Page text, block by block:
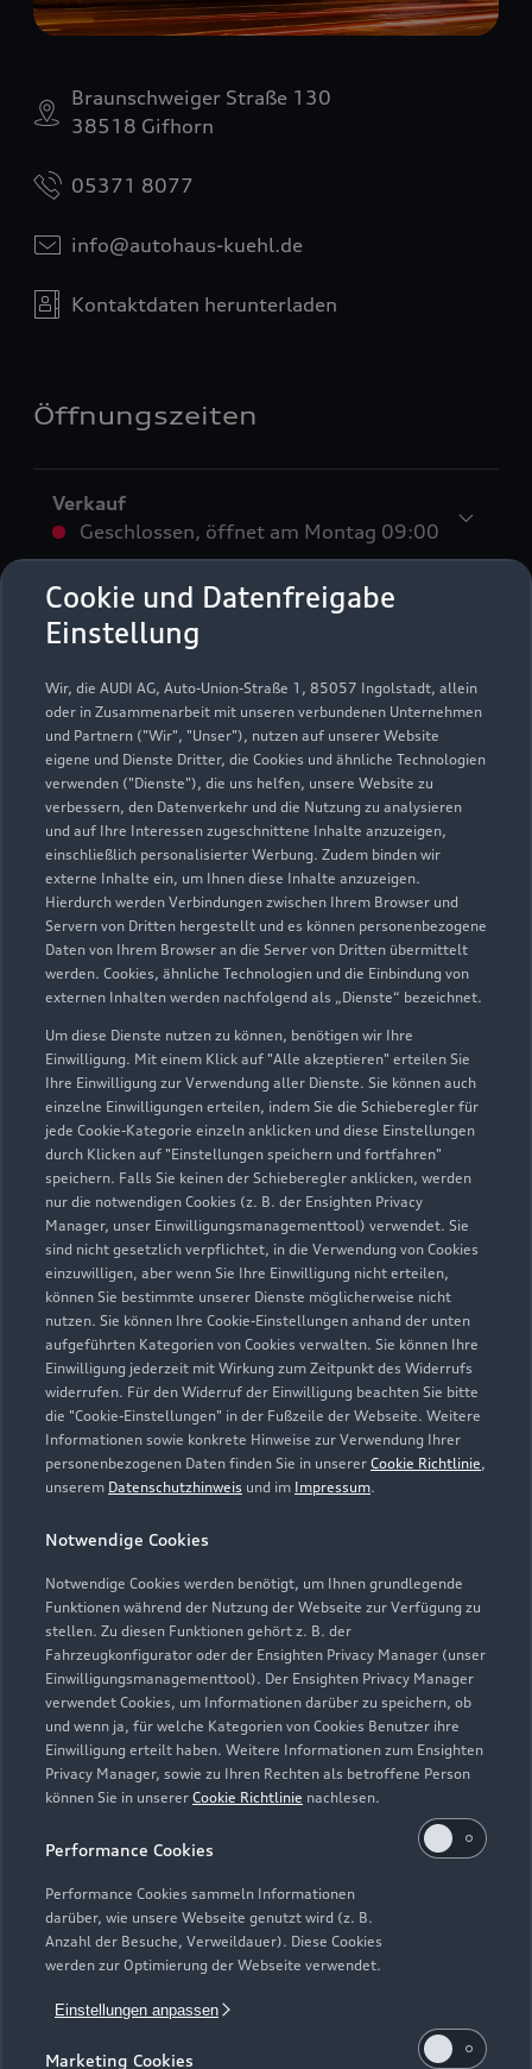
Cookie und Datenfreigabe
Einstellung
Wir, die AUDI AG, Auto-Union-Straße 1, 85057 Ingolstadt, allein
oder in Zusammenarbeit mit unseren verbundenen Unternehmen
und Partnern ("Wir", "Unser"), nutzen auf unserer Website
eigene und Dienste Dritter, die Cookies und ähnliche Technologien
verwenden ("Dienste"), die uns helfen, unsere Website zu
verbessern, den Datenverkehr und die Nutzung zu analysieren
und auf Ihre Interessen zugeschnittene Inhalte anzuzeigen,
einschließlich personalisierter Werbung. Zudem binden wir
externe Inhalte ein, um Ihnen diese Inhalte anzuzeigen.
Hierdurch werden Verbindungen zwischen Ihrem Browser und
Servern von Dritten hergestellt und es können personenbezogene
Daten von Ihrem Browser an die Server von Dritten übermittelt
werden. Cookies, ähnliche Technologien und die Einbindung von
externen Inhalten werden nachfolgend als „Dienste“ bezeichnet.
Um diese Dienste nutzen zu können, benötigen wir Ihre
Einwilligung. Mit einem Klick auf "Alle akzeptieren" erteilen Sie
Ihre Einwilligung zur Verwendung aller Dienste. Sie können auch
einzelne Einwilligungen erteilen, indem Sie die Schieberegler für
jede Cookie-Kategorie einzeln anklicken und diese Einstellungen
durch Klicken auf "Einstellungen speichern und fortfahren"
speichern. Falls Sie keinen der Schieberegler anklicken, werden
nur die notwendigen Cookies (z. B. der Ensighten Privacy
Manager, unser Einwilligungsmanagementtool) verwendet. Sie
sind nicht gesetzlich verpflichtet, in die Verwendung von Cookies
einzuwilligen, aber wenn Sie Ihre Einwilligung nicht erteilen,
können Sie bestimmte unserer Dienste möglicherweise nicht
nutzen. Sie können Ihre Cookie-Einstellungen anhand der unten
aufgeführten Kategorien von Cookies verwalten. Sie können Ihre
Einwilligung jederzeit mit Wirkung zum Zeitpunkt des Widerrufs
widerrufen. Für den Widerruf der Einwilligung beachten Sie bitte
die "Cookie-Einstellungen" in der Fußzeile der Webseite. Weitere
Informationen sowie konkrete Hinweise zur Verwendung Ihrer
personenbezogenen Daten finden Sie in unserer Cookie Richtlinie,
unserem Datenschutzhinweis und im Impressum.
Notwendige Cookies
Notwendige Cookies werden benötigt, um Ihnen grundlegende
Funktionen während der Nutzung der Webseite zur Verfügung zu
stellen. Zu diesen Funktionen gehört z. B. der
Fahrzeugkonfigurator oder der Ensighten Privacy Manager (unser
Einwilligungsmanagementtool). Der Ensighten Privacy Manager
verwendet Cookies, um Informationen darüber zu speichern, ob
und wenn ja, für welche Kategorien von Cookies Benutzer ihre
Einwilligung erteilt haben. Weitere Informationen zum Ensighten
Privacy Manager, sowie zu Ihren Rechten als betroffene Person
können Sie in unserer Cookie Richtlinie nachlesen.
Performance Cookies
Performance Cookies sammeln Informationen
darüber, wie unsere Webseite genutzt wird (z. B.
Anzahl der Besuche, Verweildauer). Diese Cookies
werden zur Optimierung der Webseite verwendet.
Einstellungen anpassen
Marketing Cookies
Braunschweiger Straße 130
38518 Gifhorn
05371 8077
info@autohaus-kuehl.de
Kontaktdaten herunterladen
Öffnungszeiten
Verkauf
Geschlossen, öffnet am Montag 09:00
Service
Geschlossen,
Teile- und Zubehörverkauf
Geschlossen,öffnet am Montag 07:30
Samstag Service: nur nach Terminvereinbarung 09:00 -
Zur Reparatur
Zur Inspektion
Zurück nach oben
Modelle
Elektromodelle
Plug-in-Hybride
Neuwagensuche
Gebrauchtwagensuche
Service & Zubehör
Saisonale Angebote
Audi Services
Garantie
Support
Über Audi